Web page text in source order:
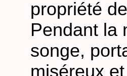
propriété
Pendant la
songe,
miséreux